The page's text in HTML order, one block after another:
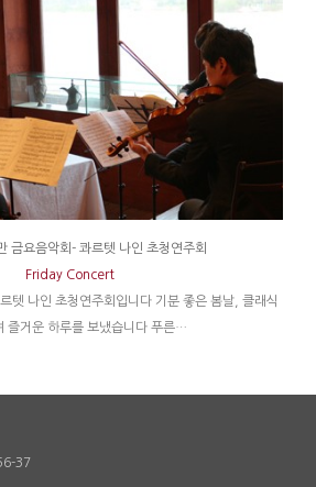
금요음악회- 콰르텟 나인 초청연주회
Friday Concert
텟 나인 초청연주회입니다 기분 좋은 봄날, 클래식
즐거운 하루를 보냈습니다 푸른…
37